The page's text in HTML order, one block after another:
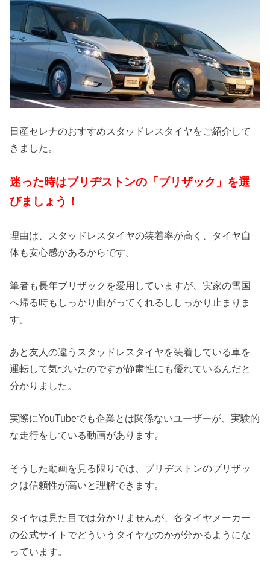
日産セレナのおすすめスタッドレスタイヤをご紹介して
きました。
迷った時はブリヂストンの「ブリザック」を選
びましょう！
理由は、スタッドレスタイヤの装着率が高く、タイヤ自
体も安心感があるからです。
筆者も長年ブリザックを愛用していますが、実家の雪国
へ帰る時もしっかり曲がってくれるししっかり止まりま
す。
あと友人の違うスタッドレスタイヤを装着している車を
運転して気づいたのですが静粛性にも優れているんだと
分かりました。
実際にYouTubeでも企業とは関係ないユーザーが、実験的
な走行をしている動画があります。
そうした動画を見る限りでは、ブリヂストンのブリザッ
クは信頼性が高いと理解できます。
タイヤは見た目では分かりませんが、各タイヤメーカー
の公式サイトでどういうタイヤなのかが分かるようにな
っています。